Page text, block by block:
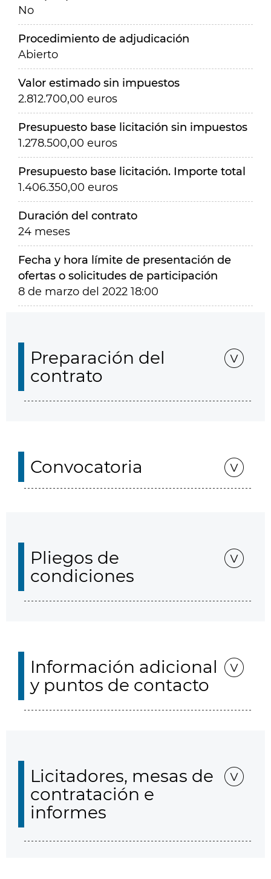
No
Procedimiento de adjudicación
Abierto
Valor estimado sin impuestos
2.812.700,00 euros
Presupuesto base licitación sin impuestos
1.278.500,00 euros
Presupuesto base licitación. Importe total
1.406.350,00 euros
Duración del contrato
24 meses
Fecha y hora límite de presentación de
ofertas o solicitudes de participación
8 de marzo del 2022 18:00
Preparación del
contrato
Convocatoria
Pliegos de
condiciones
Información adicional
y puntos de contacto
Licitadores, mesas de
contratación e
informes